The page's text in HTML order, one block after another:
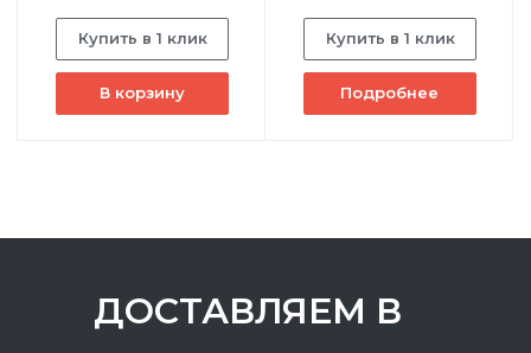
Купить в 1 клик
В корзину
Купить в 1 клик
Подробнее
ДОСТАВЛЯЕМ В